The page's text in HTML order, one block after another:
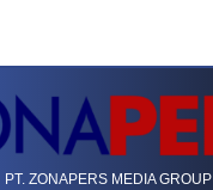
PT. ZONAPERS MEDIA GROUP